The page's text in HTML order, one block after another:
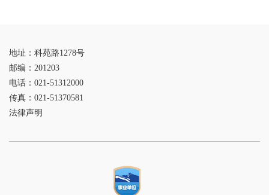
地址：科苑路1278号
邮编：201203
电话：021-51312000
传真：021-51370581
法律声明